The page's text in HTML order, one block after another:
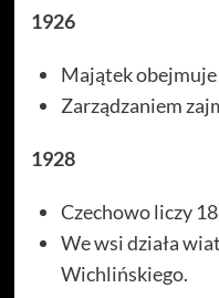
1926
Majątek obejmuje
Zarządzaniem
1928
Czechowo liczy
We wsi działa
Wichlińskiego.